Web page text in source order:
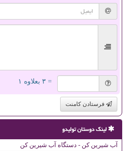
= ۳ بعلاوه ۱
فرستادن کامنت
لینک دوستان تولیدو
آب شیرین کن - دستگاه آب شیرین کن